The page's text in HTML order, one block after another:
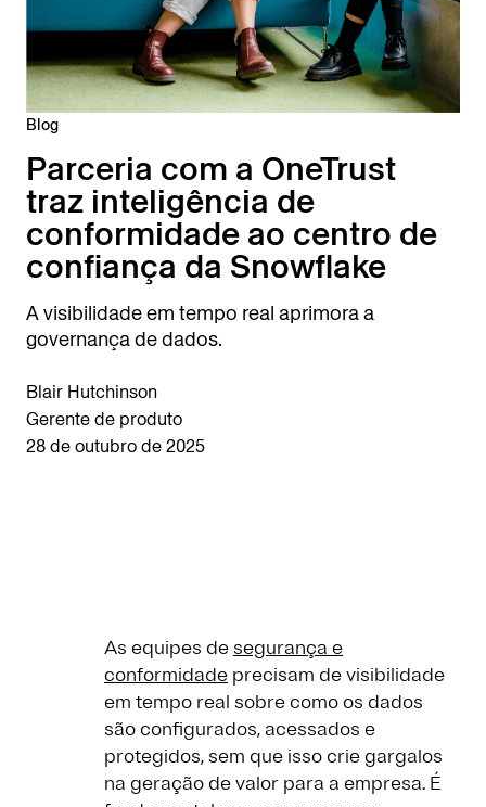
Blog
Parceria com a OneTrust
traz inteligência de
conformidade ao centro de
confiança da Snowflake
A visibilidade em tempo real aprimora a
governança de dados.
Blair Hutchinson
Gerente de produto
28 de outubro de 2025
As equipes desegurança e
conformidade precisam de visibilidade
em tempo real sobre como os dados
são configurados, acessados e
protegidos, sem que isso crie gargalos
na geração de valor para a empresa. É